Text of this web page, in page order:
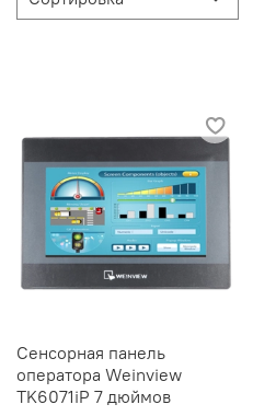
Сенсорная панель
оператора Weinview
TK6071iP 7 дюймов